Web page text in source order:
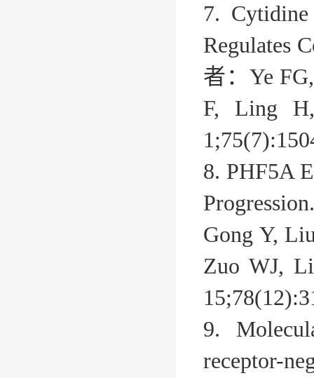
7.
Regulates
者：Ye
F, Ling
8. PHF5A
Gong Y,
Zuo WJ,
9.
receptor-